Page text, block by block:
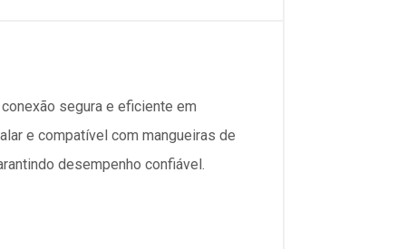
segura e eficiente em
e compatível com mangueiras de
desempenho confiável.